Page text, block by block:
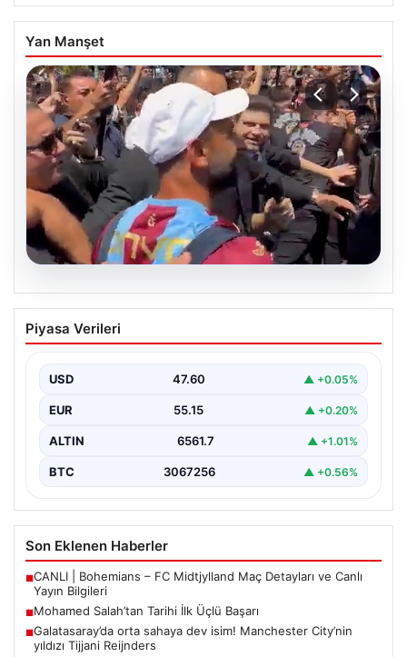
Yan Manşet
05.08.2026
Mohamed Salah’tan Tarihi İlk Üçlü
Başarı
önemli bir dönüm noktasına imza attı. Takımının
hücum…
Piyasa Verileri
USD 47.60 ▲ +0.05%
EUR 55.15 ▲ +0.20%
ALTIN 6561.7 ▲ +1.01%
BTC 3067256 ▲ +0.56%
Son Eklenen Haberler
■CANLI | Bohemians – FC Midtjylland Maç Detayları ve Canlı
Yayın Bilgileri
■Mohamed Salah’tan Tarihi İlk Üçlü Başarı
■Galatasaray’da orta sahaya dev isim! Manchester City’nin
yıldızı Tijjani Reijnders